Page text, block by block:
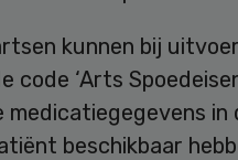
kunnen bij
code ‘Arts
medicatiegegevens in
beschikbaar